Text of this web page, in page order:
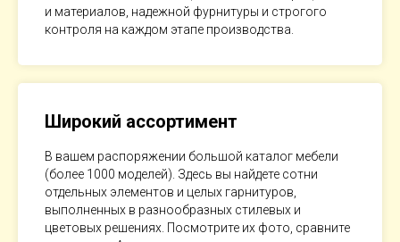
и материалов, надежной фурнитуры и строгого
контроля на каждом этапе производства.
Широкий ассортимент
В вашем распоряжении большой каталог мебели
(более 1000 моделей). Здесь вы найдете сотни
отдельных элементов и целых гарнитуров,
выполненных в разнообразных стилевых и
цветовых решениях. Посмотрите их фото, сравните